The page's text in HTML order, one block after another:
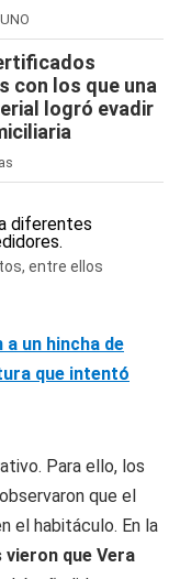
con los que una
logró evadir
entre ellos
a un hincha de
que intentó
Para ello, los
que el
el habitáculo. En la
que Vera